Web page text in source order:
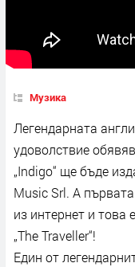
Музика
Легендарната
удоволствие
„Indigo“ ще бъде
Music Srl. А
из интернет и това
„The Traveller“!
Един от